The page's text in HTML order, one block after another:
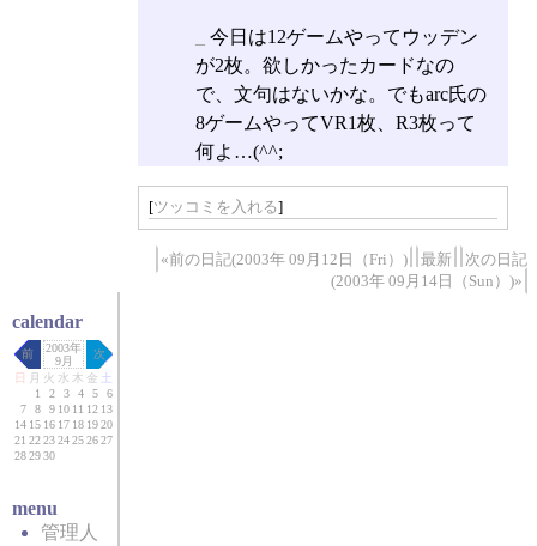
今日は12ゲームやってウッデン
が2枚。欲しかったカードなの
で、文句はないかな。でもarc氏の
8ゲームやってVR1枚、R3枚って
何よ…(^^;
[ツッコミを入れる]
«前の日記(2003年 09月12日（Fri）) 最新
次の日記
(2003年 09月14日（Sun）)»
calendar
前
2003年
9月
次
日
月 火 水 木 金 土
1
2 3 4 5
6
7
8 9 10 11 12 13
14 15 16 17 18 1920
21 222324252627
282930
menu
管理人